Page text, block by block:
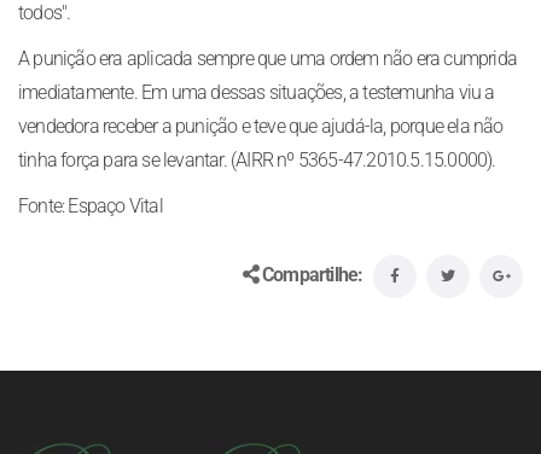
todos".
A punição era aplicada sempre que uma ordem não era cumprida
imediatamente. Em uma dessas situações, a testemunha viu a
vendedora receber a punição e teve que ajudá-la, porque ela não
tinha força para se levantar. (AIRR nº 5365-47.2010.5.15.0000).
Fonte: Espaço Vital
Compartilhe: